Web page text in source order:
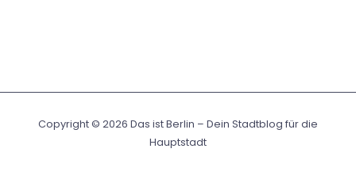
Copyright © 2026 Das ist Berlin – Dein Stadtblog für die
Hauptstadt